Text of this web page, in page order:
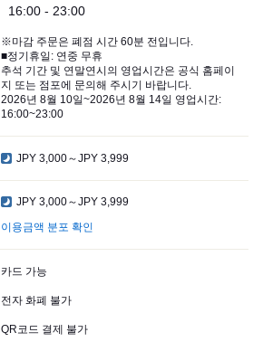
16:00 - 23:00
※마감 주문은 폐점 시간 60분 전입니다.
■정기휴일: 연중 무휴
추석 기간 및 연말연시의 영업시간은 공식 홈페이
지 또는 점포에 문의해 주시기 바랍니다.
2026년 8월 10일~2026년 8월 14일 영업시간:
16:00~23:00
JPY 3,000～JPY 3,999
JPY 3,000～JPY 3,999
이용금액 분포 확인
카드 가능
전자 화폐 불가
QR코드 결제 불가